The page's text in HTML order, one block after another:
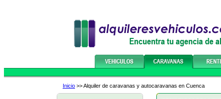
Inicio >> Alquiler de caravanas y autocaravanas en Cuenca